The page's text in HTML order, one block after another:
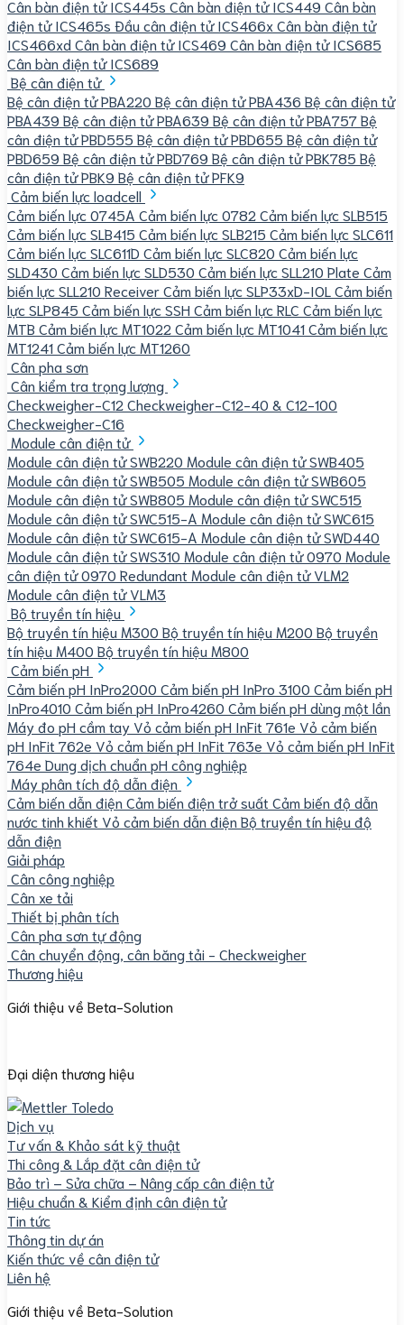
Cân bàn điện tử ICS445s Cân bàn điện tử ICS449 Cân bàn
điện tử ICS465s Đầu cân điện tử ICS466xCân bàn điện tử
ICS466xd Cân bàn điện tử ICS469 Cân bàn điện tử ICS685
Cân bàn điện tử ICS689
Bệ cân điện tử
Bệ cân điện tử PBA220 Bệ cân điện tử PBA436 Bệ cân điện tử
PBA439 Bệ cân điện tử PBA639 Bệ cân điện tử PBA757Bệ
cân điện tử PBD555 Bệ cân điện tử PBD655 Bệ cân điện tử
PBD659 Bệ cân điện tử PBD769 Bệ cân điện tử PBK785 Bệ
cân điện tử PBK9 Bệ cân điện tử PFK9
Cảm biến lực loadcell
Cảm biến lực 0745A Cảm biến lực 0782 Cảm biến lực SLB515
Cảm biến lực SLB415 Cảm biến lực SLB215 Cảm biến lực SLC611
Cảm biến lực SLC611D Cảm biến lực SLC820 Cảm biến lực
SLD430 Cảm biến lực SLD530 Cảm biến lực SLL210 Plate Cảm
biến lực SLL210 ReceiverCảm biến lực SLP33xD-IOL Cảm biến
lực SLP845 Cảm biến lực SSH Cảm biến lực RLC Cảm biến lực
MTB Cảm biến lực MT1022 Cảm biến lực MT1041Cảm biến lực
MT1241Cảm biến lực MT1260
Cân pha sơn
Cân kiểm tra trọng lượng
Checkweigher-C12 Checkweigher-C12-40 & C12-100
Checkweigher-C16
Module cân điện tử
Module cân điện tử SWB220 Module cân điện tử SWB405
Module cân điện tử SWB505 Module cân điện tử SWB605
Module cân điện tử SWB805 Module cân điện tử SWC515
Module cân điện tử SWC515-A Module cân điện tử SWC615
Module cân điện tử SWC615-A Module cân điện tử SWD440
Module cân điện tử SWS310 Module cân điện tử 0970 Module
cân điện tử 0970 Redundant Module cân điện tử VLM2
Module cân điện tử VLM3
Bộ truyền tín hiệu
Bộ truyền tín hiệu M300 Bộ truyền tín hiệu M200 Bộ truyền
tín hiệu M400 Bộ truyền tín hiệu M800
Cảm biến pH
Cảm biến pH InPro2000 Cảm biến pH InPro 3100 Cảm biến pH
InPro4010 Cảm biến pH InPro4260 Cảm biến pH dùng một lần
Máy đo pH cầm tay Vỏ cảm biến pH InFit 761e Vỏ cảm biến
pH InFit 762e Vỏ cảm biến pH InFit 763e Vỏ cảm biến pH InFit
764e Dung dịch chuẩn pH công nghiệp
Máy phân tích độ dẫn điện
Cảm biến dẫn điện Cảm biến điện trở suất Cảm biến độ dẫn
nước tinh khiết Vỏ cảm biến dẫn điện Bộ truyền tín hiệu độ
dẫn điện
Giải pháp
Cân công nghiệp
Cân xe tải
Thiết bị phân tích
Cân pha sơn tự động
Cân chuyển động, cân băng tải - Checkweigher
Thương hiệu
Giới thiệu về Beta-Solution
Đại diện thương hiệu
Dịch vụ
Tư vấn & Khảo sát kỹ thuật
Thi công & Lắp đặt cân điện tử
Bảo trì – Sửa chữa – Nâng cấp cân điện tử
Hiệu chuẩn & Kiểm định cân điện tử
Tin tức
Thông tin dự án
Kiến thức về cân điện tử
Liên hệ
Giới thiệu về Beta-Solution